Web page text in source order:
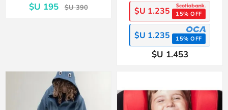
$U 195 $U 390 $U 1.235 15% OFF
$U 1.235 15% OFF
$U 1.453